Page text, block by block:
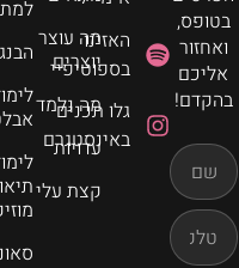
מה עוצר
יוצרים
מה נלמד
עדויות
קצת עלי
האזינו
בספוטיפיי
גלו תכנים
באינסטגרם
בטופס,
ואחזור
אליכם
בהקדם!